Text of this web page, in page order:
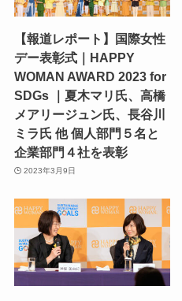
【報道レポート】国際女性
デー表彰式｜HAPPY
WOMAN AWARD 2023 for
SDGs ｜夏木マリ氏、高橋
メアリージュン氏、長谷川
ミラ氏 他 個人部門５名と
企業部門４社を表彰
2023年3月9日